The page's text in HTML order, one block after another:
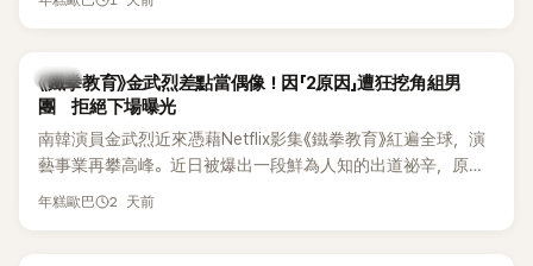
員身分出道，該團在 2000 年代初期紅極一時，由李智惠、徐
智英兩位女成員，以及張錫炫、Chris Kim 兩位男成員組成。不
過後來爆出長達四年的團內霸凌風波，甚至傳出徐智英母親對
李智惠言語辱罵、動手等爭議，最終團體於 2002 年解散。 團
體解散後，李智惠轉型 solo，靠著綜藝與歌唱實力持續活躍演
藝圈。據悉，她當年能加入 S#arp，也與 李尚敏 的賞識有關。
感情方面，李智惠於 2017 年與圈外男友結婚，婚後育有兩個
韓星
《鐵拳教育》金武烈差點當偶像！因「2原因」遭狂挖角組男
團 拒絕下場曝光
南韓演員金武烈近來憑藉Netflix影集《鐵拳教育》紅遍全球，演
藝事業再攀高峰。近日被爆出一段鮮為人知的出道祕辛，原來
他當年差點不是以演員身分出道，而是成為男團偶像的一員。
年糕歐巴 2 天前